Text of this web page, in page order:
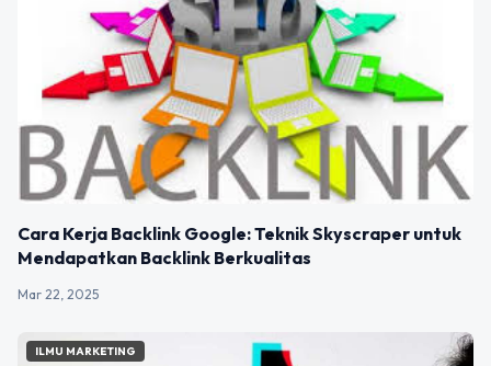
Cara Kerja Backlink Google: Teknik Skyscraper untuk
Mendapatkan Backlink Berkualitas
Mar 22, 2025
ILMU MARKETING